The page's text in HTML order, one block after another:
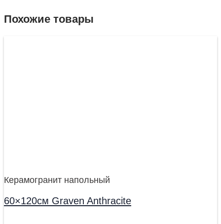
Похожие товары
Керамогранит напольный
60×120см Graven Anthracite